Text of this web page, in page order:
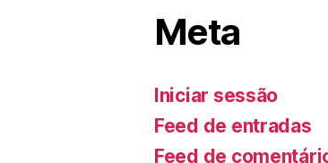
Meta
Iniciar sessão
Feed de entradas
Feed de